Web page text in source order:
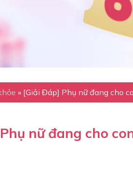
» [Giải Đáp] Phụ nữ đang cho
nữ đang cho